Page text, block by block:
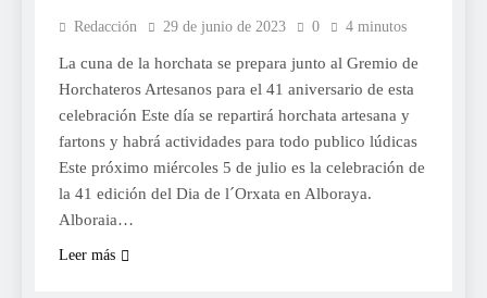
Redacción 29 de junio de 2023 0 4 minutos
La cuna de la horchata se prepara junto al Gremio de
Horchateros Artesanos para el 41 aniversario de esta
celebración Este día se repartirá horchata artesana y
fartons y habrá actividades para todo publico lúdicas
Este próximo miércoles 5 de julio es la celebración de
la 41 edición del Dia de l´Orxata en Alboraya.
Alboraia…
Leer más